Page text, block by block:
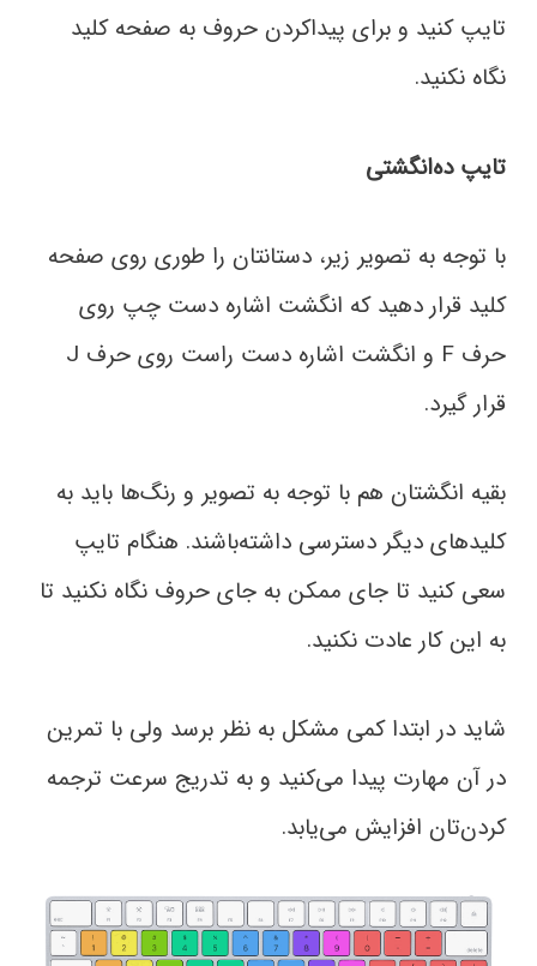
تایپ کنید و برای پیداکردن حروف به صفحه کلید
نگاه نکنید.
تایپ ده‌انگشتی
با توجه به تصویر زیر، دستانتان را طوری روی صفحه
کلید قرار دهید که انگشت اشاره دست چپ روی
حرف F و انگشت اشاره دست راست روی حرف J
قرار گیرد.
بقیه انگشتان هم با توجه به تصویر و رنگ‌ها باید به
کلید‌های دیگر دسترسی داشته‌باشند. هنگام تایپ
سعی کنید تا جای ممکن به جای حروف نگاه نکنید تا
به این کار عادت نکنید.
شاید در ابتدا کمی مشکل به‌ نظر برسد ولی با تمرین
در آن مهارت پیدا می‌کنید و به تدریج سرعت ترجمه
کردن‌تان افزایش می‌یابد.